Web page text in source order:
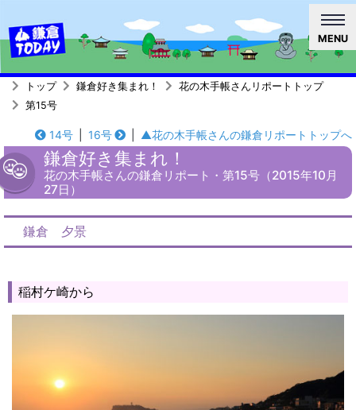
MENU
トップ 鎌倉好き集まれ！
花の木手帳さんリポートトップ
第15号
14号 16号 ▲花の木手帳さんの鎌倉リポートトップへ
鎌倉好き集まれ！
花の木手帳さんの鎌倉リポート・第15号（2015年10月
27日）
鎌倉 夕景
稲村ケ崎から